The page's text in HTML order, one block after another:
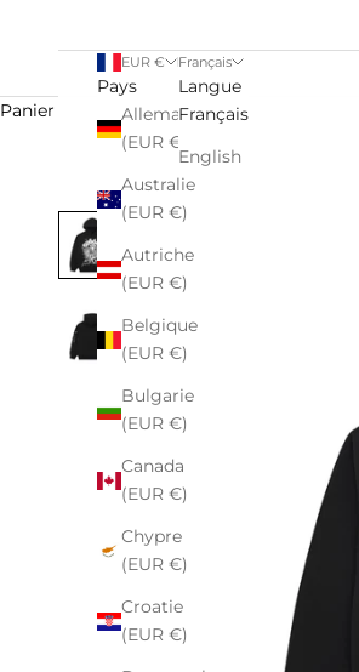
EUR €
Pays
Allemagne
(EUR €)
Australie
(EUR €)
Autriche
(EUR €)
Belgique
(EUR €)
Bulgarie
(EUR €)
Canada
(EUR €)
Chypre
(EUR €)
Croatie
(EUR €)
Français
Langue
Français
English
Panier